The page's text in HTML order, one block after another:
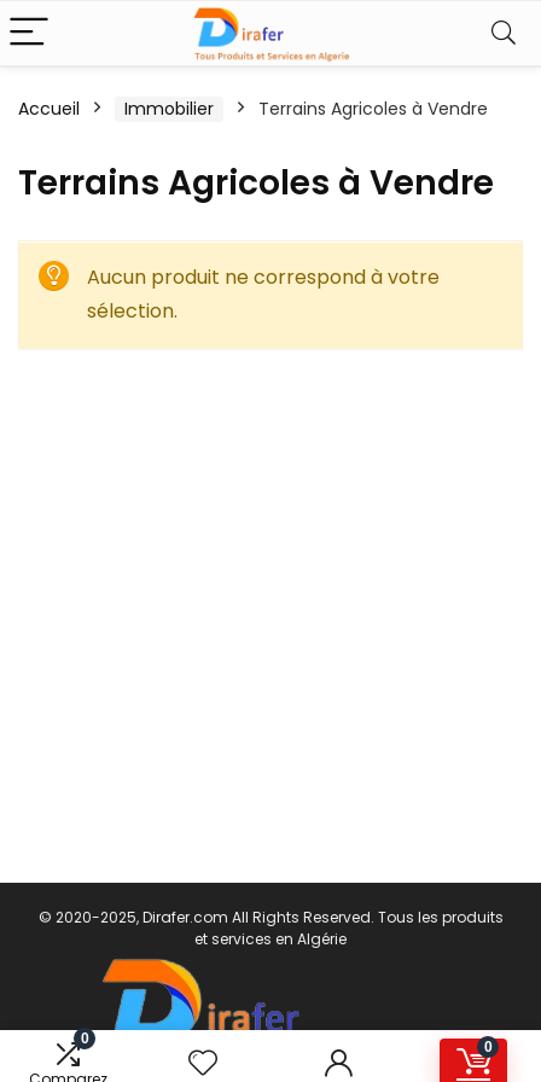
0
0
Accueil Immobilier Terrains Agricoles à Vendre
Terrains Agricoles à Vendre
Aucun produit ne correspond à votre
sélection.
© 2020-2025, Dirafer.com All Rights Reserved. Tous les produits
et services en Algérie